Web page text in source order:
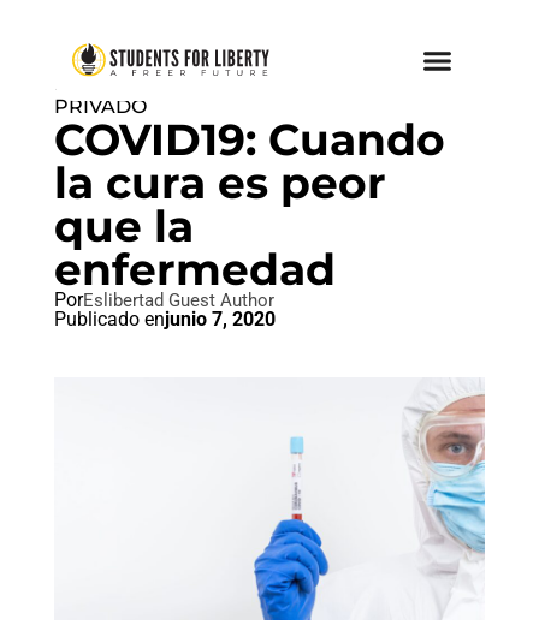
LIBRE MERCADO , PÚBLICO VS.
PRIVADO
COVID19: Cuando
la cura es peor
que la
enfermedad
PorEslibertad Guest Author
Publicado enjunio 7, 2020